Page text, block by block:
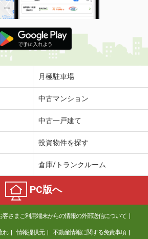
月極駐車場
中古マンション
中古一戸建て
投資物件を探す
倉庫/トランクルーム
PC版へ
客さまご利用端末からの情報の外部送信について
れ 情報提供元 不動産情報に関する免責事項